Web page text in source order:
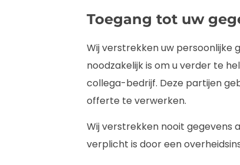
Toegang tot uw
Wij verstrekken uw persoonlijke
noodzakelijk is om u verder te
collega-bedrijf. Deze partijen
offerte te verwerken.
Wij verstrekken nooit gegevens
verplicht is door een